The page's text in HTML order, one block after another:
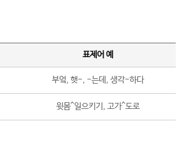
표제어 예
부엌, 햇-, -는데, 생각-하다
윗몸^일으키기, 고가^도로